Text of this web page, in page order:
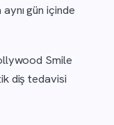
gün içinde
Smile
diş tedavisi